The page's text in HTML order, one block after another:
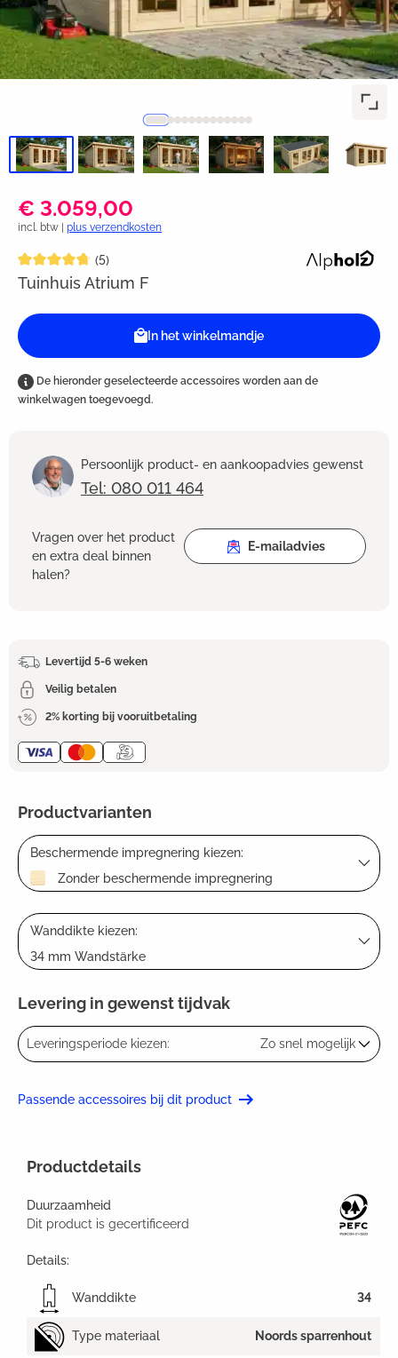
€ 3.059,00
incl. btw | plus verzendkosten
Gemiddelde waardering van 4.8 van 5 sterren
(5)
Tuinhuis Atrium F
In het winkelmandje
De hieronder geselecteerde accessoires worden aan de
winkelwagen toegevoegd.
Persoonlijk product- en aankoopadvies gewenst
Tel: 080 011 464
Vragen over het product
en extra deal binnen
halen?
E-mailadvies
Levertijd 5-6 weken
Veilig betalen
2% korting bij vooruitbetaling
Productvarianten
Beschermende impregnering kiezen:
Zonder beschermende impregnering
Wanddikte kiezen:
34 mm Wandstärke
Levering in gewenst tijdvak
Leveringsperiode kiezen: Zo snel mogelijk
Passende accessoires bij dit product
Productdetails
Duurzaamheid
Dit product is gecertificeerd
Details:
Wanddikte 34
Type materiaal Noords sparrenhout